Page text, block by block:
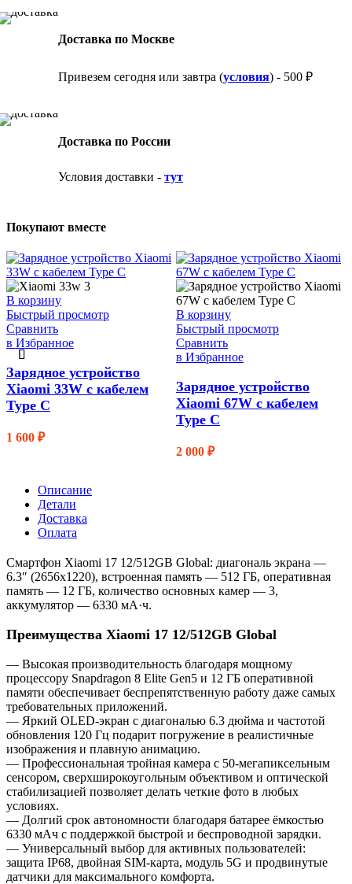
Доставка по Москве
Привезем сегодня или завтра (условия) - 500 ₽
Доставка по России
Условия доставки - тут
Покупают вместе
В корзину
Быстрый просмотр
Сравнить
в Избранное
Зарядное устройство
Xiaomi 33W с кабелем
Type C
1 600 ₽
В корзину
Быстрый просмотр
Сравнить
в Избранное
Зарядное устройство
Xiaomi 67W с кабелем
Type C
2 000 ₽
Описание
Детали
Доставка
Оплата
Смартфон Xiaomi 17 12/512GB Global: диагональ экрана —
6.3″ (2656х1220), встроенная память — 512 ГБ, оперативная
память — 12 ГБ, количество основных камер — 3,
аккумулятор — 6330 мА·ч.
Преимущества Xiaomi 17 12/512GB Global
— Высокая производительность благодаря мощному
процессору Snapdragon 8 Elite Gen5 и 12 ГБ оперативной
памяти обеспечивает беспрепятственную работу даже самых
требовательных приложений.
— Яркий OLED-экран с диагональю 6.3 дюйма и частотой
обновления 120 Гц подарит погружение в реалистичные
изображения и плавную анимацию.
— Профессиональная тройная камера с 50-мегапиксельным
сенсором, сверхширокоугольным объективом и оптической
стабилизацией позволяет делать четкие фото в любых
условиях.
— Долгий срок автономности благодаря батарее ёмкостью
6330 мАч с поддержкой быстрой и беспроводной зарядки.
— Универсальный выбор для активных пользователей:
защита IP68, двойная SIM-карта, модуль 5G и продвинутые
датчики для максимального комфорта.